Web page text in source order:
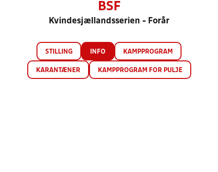
BSF
Kvindesjællandsserien - Forår
STILLING INFO KAMPPROGRAM
KARANTÆNER KAMPPROGRAM FOR PULJE